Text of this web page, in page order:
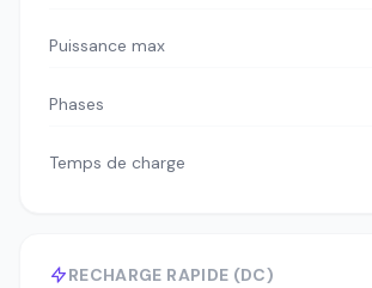
Puissance max
Phases
Temps de charge
RECHARGE RAPIDE (DC)